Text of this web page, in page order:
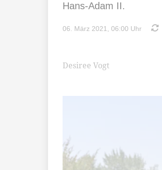
Hans-Adam II.
06. März 2021, 06:00 Uhr
Desiree Vogt